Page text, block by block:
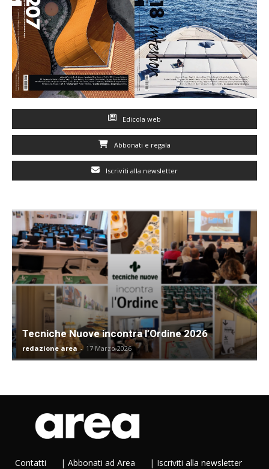
Edicola web
Abbonati e regala
Iscriviti alla newsletter
Tecniche Nuove incontra l’Ordine 2026
redazione area - 17 Marzo 2026
Contatti | Abbonati ad Area | Iscriviti alla newsletter